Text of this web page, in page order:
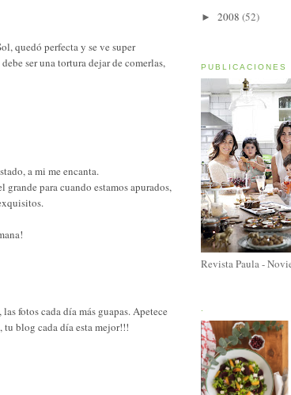
quedó perfecta y se ve super
ser una tortura dejar de comerlas,
a mi me encanta.
grande para cuando estamos apurados,
fotos cada día más guapas. Apetece
blog cada día esta mejor!!!
► 2008 (52)
PUBLICACIONES
Revista Paula -
.